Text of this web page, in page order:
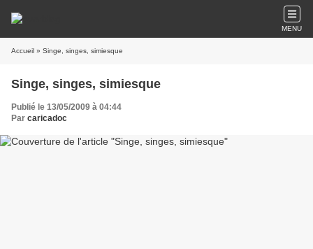
MENU
Accueil » Singe, singes, simiesque
Singe, singes, simiesque
Publié le 13/05/2009 à 04:44
Par caricadoc